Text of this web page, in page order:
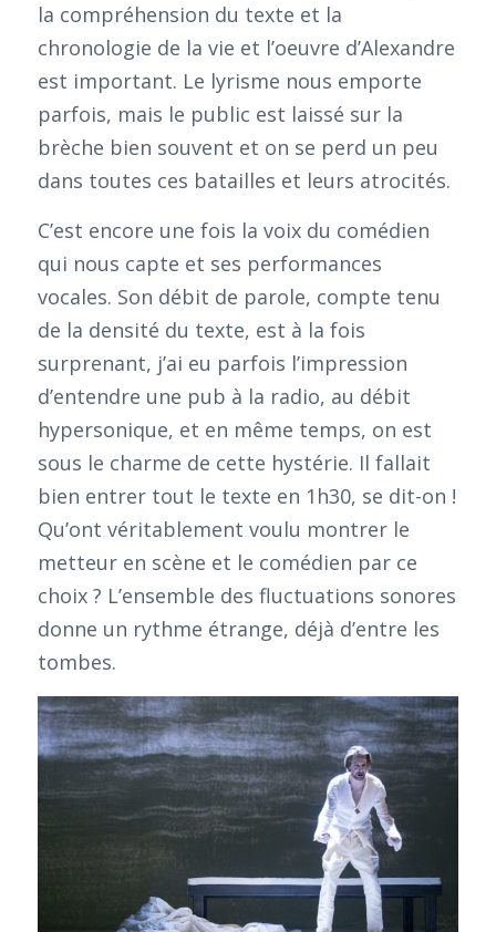
la compréhension du texte et la
chronologie de la vie et l’oeuvre d’Alexandre
est important. Le lyrisme nous emporte
parfois, mais le public est laissé sur la
brèche bien souvent et on se perd un peu
dans toutes ces batailles et leurs atrocités.
C’est encore une fois la voix du comédien
qui nous capte et ses performances
vocales. Son débit de parole, compte tenu
de la densité du texte, est à la fois
surprenant, j’ai eu parfois l’impression
d’entendre une pub à la radio, au débit
hypersonique, et en même temps, on est
sous le charme de cette hystérie. Il fallait
bien entrer tout le texte en 1h30, se dit-on !
Qu’ont véritablement voulu montrer le
metteur en scène et le comédien par ce
choix ? L’ensemble des fluctuations sonores
donne un rythme étrange, déjà d’entre les
tombes.